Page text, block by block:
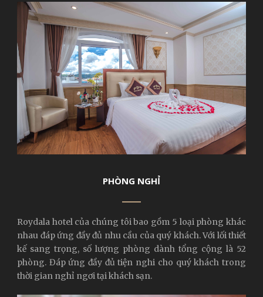
PHÒNG NGHỈ
Roydala hotel của chúng tôi bao gồm 5 loại phòng khác
nhau đáp ứng đầy đủ nhu cầu của quý khách. Với lối thiết
kế sang trọng, số lượng phòng dành tổng cộng là 52
phòng. Đáp ứng đầy đủ tiện nghi cho quý khách trong
thời gian nghỉ ngơi tại khách sạn.